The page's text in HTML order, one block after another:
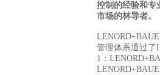
控制的经验和专
市场的林导者。
管理体系通过了
1：